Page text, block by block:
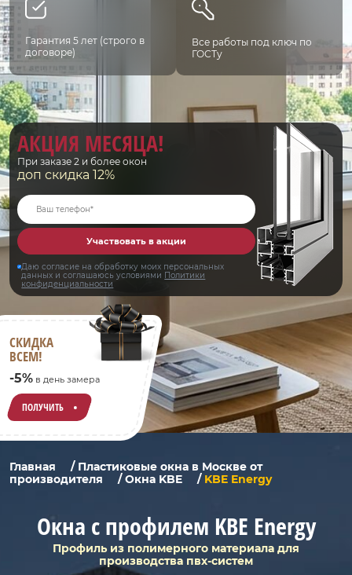
Гарантия 5 лет (строго в
договоре)
Все работы под ключ по
ГОСТу
АКЦИЯ МЕСЯЦА!
При заказе 2 и более окон
доп скидка 12%
Участвовать в акции
Даю согласие на обработку моих персональных
данных и соглашаюсь условиями Политики
конфиденциальности
СКИДКА
ВСЕМ!
-5% в день замера
ПОЛУЧИТЬ
Главная / Пластиковые окна в Москве от
производителя
/Окна KBE / KBE Energy
Окна с профилем KBE Energy
Профиль из полимерного материала для
производства пвх-систем